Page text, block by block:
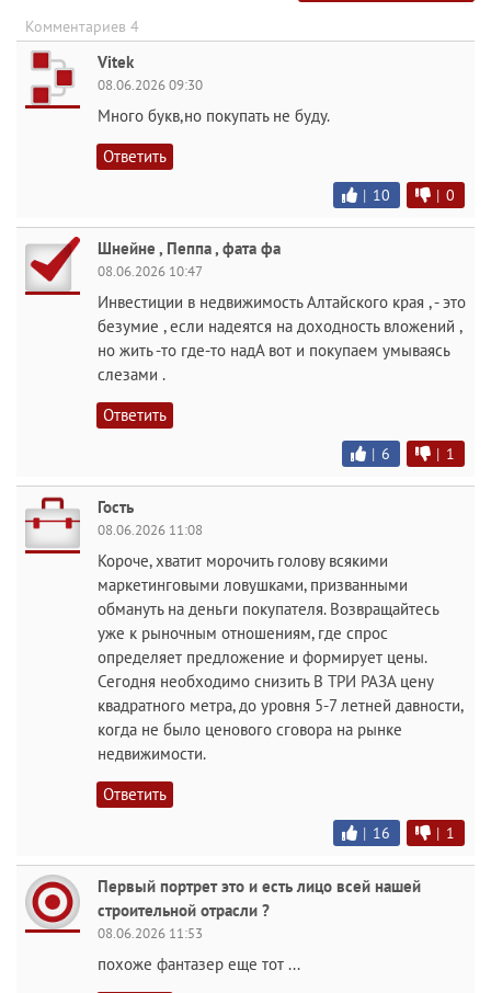
Комментариев 4
Vitek
08.06.2026 09:30
Много букв,но покупать не буду.
Ответить
| 10 | 0
Шнейне , Пеппа , фата фа
08.06.2026 10:47
Инвестиции в недвижимость Алтайского края , - это
безумие , если надеятся на доходность вложений ,
но жить -то где-то надА вот и покупаем умываясь
слезами .
Ответить
| 6 | 1
Гость
08.06.2026 11:08
Короче, хватит морочить голову всякими
маркетинговыми ловушками, призванными
обмануть на деньги покупателя. Возвращайтесь
уже к рыночным отношениям, где спрос
определяет предложение и формирует цены.
Сегодня необходимо снизить В ТРИ РАЗА цену
квадратного метра, до уровня 5-7 летней давности,
когда не было ценового сговора на рынке
недвижимости.
Ответить
| 16 | 1
Первый портрет это и есть лицо всей нашей
строительной отрасли ?
08.06.2026 11:53
похоже фантазер еще тот ...